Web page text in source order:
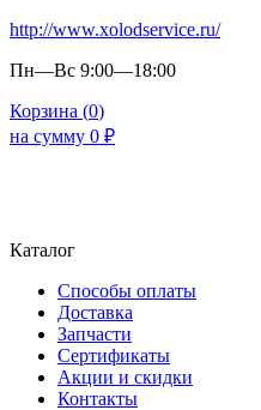
http://www.xolodservice.ru/
Пн—Вс 9:00—18:00
Корзина (0)
на сумму 0 ₽
Каталог
Способы оплаты
Доставка
Запчасти
Сертификаты
Акции и скидки
Контакты